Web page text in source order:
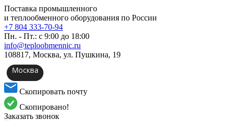
Поставка промышленного
и теплообменного оборудования по России
+7 804 333-70-94
Пн. - Пт.: с 9:00 до 18:00
info@teploobmennic.ru
108817, Москва, ул. Пушкина, 19
Москва
Скопировать почту
Скопировано!
Заказать звонок